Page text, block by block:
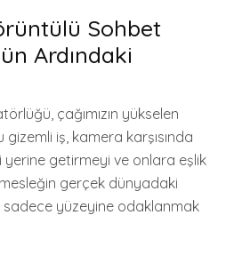
Sohbet
Ardındaki
çağımızın yükselen
iş, kamera karşısında
yerine getirmeyi ve onlara eşlik
gerçek dünyadaki
yüzeyine odaklanmak